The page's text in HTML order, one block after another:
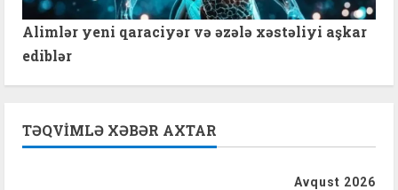
Alimlər yeni qaraciyər və əzələ xəstəliyi aşkar
ediblər
TƏQVIMLƏ XƏBƏR AXTAR
Avqust 2026